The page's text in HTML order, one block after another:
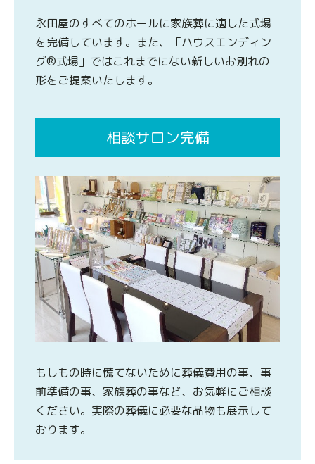
永田屋のすべてのホールに家族葬に適した式場
を完備しています。また、「ハウスエンディン
グ®式場」ではこれまでにない新しいお別れの
形をご提案いたします。
相談サロン完備
もしもの時に慌てないために葬儀費用の事、事
前準備の事、家族葬の事など、お気軽にご相談
ください。実際の葬儀に必要な品物も展示して
おります。